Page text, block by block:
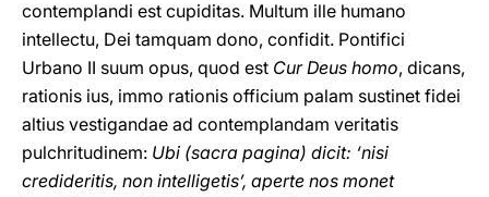
contemplandi est cupiditas. Multum ille humano
intellectu, Dei tamquam dono, confidit. Pontifici
Urbano II suum opus, quod est Cur Deus homo, dicans,
rationis ius, immo rationis officium palam sustinet fidei
altius vestigandae ad contemplandam veritatis
pulchritudinem: Ubi (sacra pagina) dicit: ‘nisi
credideritis, non intelligetis’, aperte nos monet